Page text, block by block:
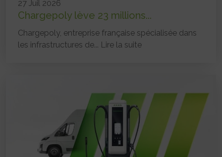
27 Juil 2026
Chargepoly lève 23 millions...
Chargepoly, entreprise française spécialisée dans
les infrastructures de... Lire la suite